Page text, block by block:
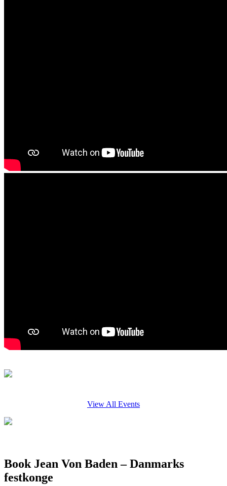
View All Events
Book Jean Von Baden – Danmarks
festkonge